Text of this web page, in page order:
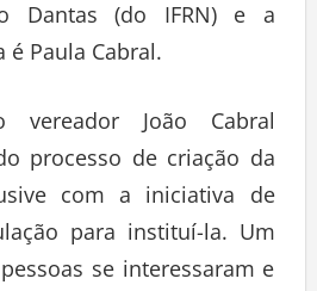
Dantas (do IFRN) e a
Paula Cabral.
João Cabral
processo de criação da
com a iniciativa de
para instituí-la. Um
se interessaram e